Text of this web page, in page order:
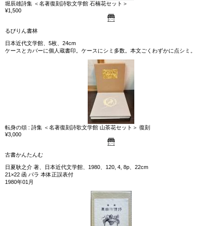
堀辰雄詩集 ＜名著復刻詩歌文学館 石楠花セット＞
¥1,500
るびりん書林
日本近代文学館、5枚、24cm
ケースとカバーに個人蔵書印。ケースにシミ多数。本文ごくわずかに点シミ。
転身の頌 : 詩集 ＜名著復刻詩歌文学館 山茶花セット＞ 復刻
¥3,000
古書かんたんむ
日夏耿之介 著、日本近代文学館、1980、120, 4, 8p、22cm
21×22 函 パラ 本体正誤表付
1980年01月